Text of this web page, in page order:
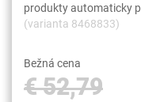
produkty automaticky
(varianta 8468833)
Bežná cena
€ 52,79